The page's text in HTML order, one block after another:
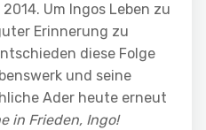
Um Ingos Leben zu
Erinnerung zu
diese Folge
und seine
Ader heute erneut
in Frieden, Ingo!